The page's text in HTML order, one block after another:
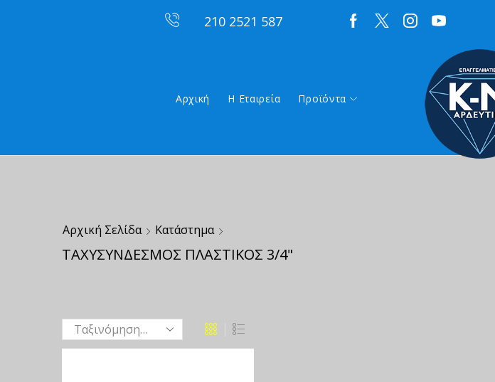
210 2521 587
Αρχική Η Εταιρεία Προϊόντα
Αρχική Σελίδα Κατάστημα
ΤΑΧΥΣΥΝΔΕΣΜΟΣ ΠΛΑΣΤΙΚΟΣ 3/4"